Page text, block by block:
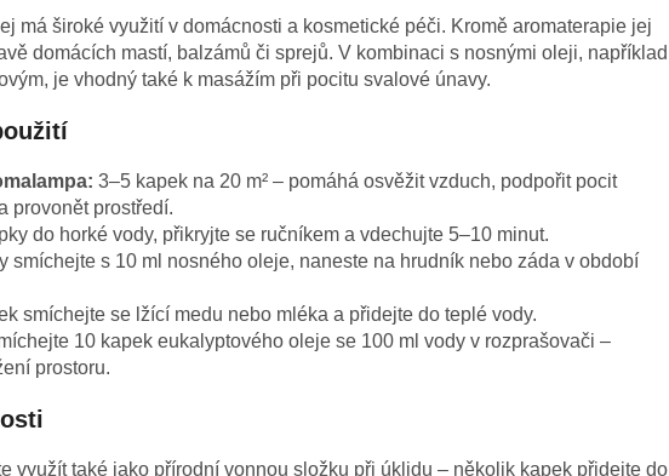
má široké využití v domácnosti a kosmetické péči. Kromě aromaterapie jej
domácích mastí, balzámů či sprejů. V kombinaci s nosnými oleji, například
je vhodný také k masážím při pocitu svalové únavy.
3–5 kapek na 20 m² – pomáhá osvěžit vzduch, podpořit pocit
provonět prostředí.
do horké vody, přikryjte se ručníkem a vdechujte 5–10 minut.
smíchejte s 10 ml nosného oleje, naneste na hrudník nebo záda v období
smíchejte se lžící medu nebo mléka a přidejte do teplé vody.
10 kapek eukalyptového oleje se 100 ml vody v rozprašovači –
prostoru.
využít také jako přírodní vonnou složku při úklidu – několik kapek přidejte do